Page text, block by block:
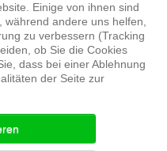
Service
Elvstrøm
Einige von ihnen sind
während andere uns helfen,
zu verbessern (Tracking
ob Sie die Cookies
dass bei einer Ablehnung
der Seite zur